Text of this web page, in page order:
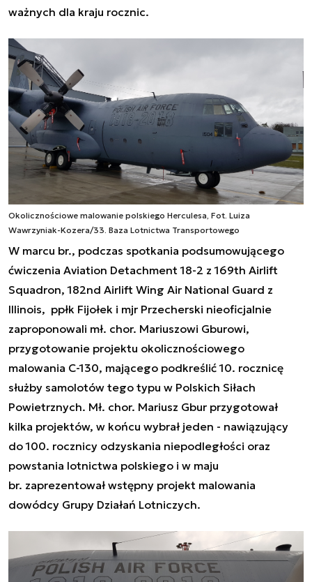
ważnych dla kraju rocznic.
Okolicznościowe malowanie polskiego Herculesa, Fot. Luiza
Wawrzyniak-Kozera/33. Baza Lotnictwa Transportowego
W marcu br., podczas spotkania podsumowującego
ćwiczenia Aviation Detachment 18-2 z 169th Airlift
Squadron, 182nd Airlift Wing Air National Guard z
Illinois, ppłk Fijołek i mjr Przecherski nieoficjalnie
zaproponowali mł. chor. Mariuszowi Gburowi,
przygotowanie projektu okolicznościowego
malowania C-130, mającego podkreślić 10. rocznicę
służby samolotów tego typu w Polskich Siłach
Powietrznych. Mł. chor. Mariusz Gbur przygotował
kilka projektów, w końcu wybrał jeden - nawiązujący
do 100. rocznicy odzyskania niepodległości oraz
powstania lotnictwa polskiego i w maju
br. zaprezentował wstępny projekt malowania
dowódcy Grupy Działań Lotniczych.